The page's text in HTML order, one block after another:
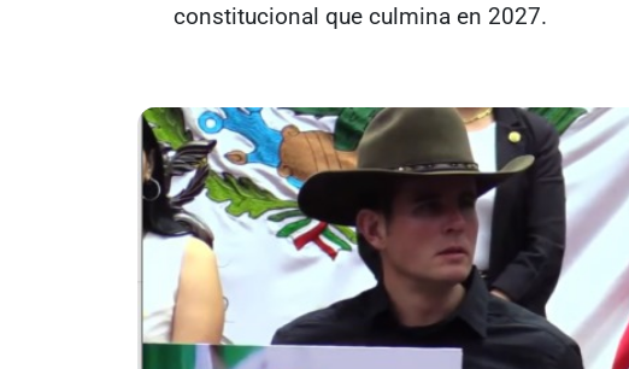
constitucional que culmina en 2027.